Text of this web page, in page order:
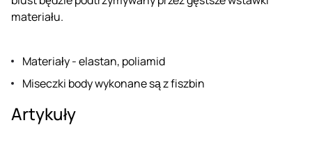
materiału.
Materiały - elastan, poliamid
Miseczki body wykonane są z fiszbin
Artykuły